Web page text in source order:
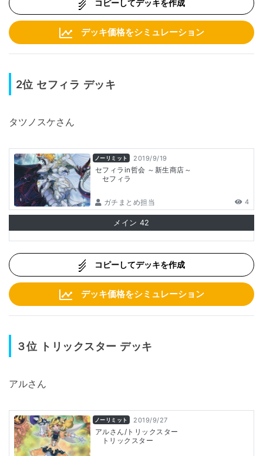
コピーしてデッキを作成
デッキ価格をシミュレーション
2位 セフィラ デッキ
タツノスケさん
ノーリミット 2019/9/19
セフィラin哲会 ～新生商店～
セフィラ
ガチまとめ担当 4
メイン 42
コピーしてデッキを作成
デッキ価格をシミュレーション
３位 トリックスター デッキ
アルさん
ノーリミット 2019/9/27
アルさん/トリックスター
トリックスター